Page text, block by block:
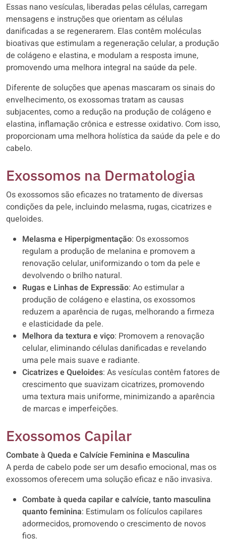
Essas nano vesículas, liberadas pelas células, carregam
mensagens e instruções que orientam as células
danificadas a se regenerarem. Elas contêm moléculas
bioativas que estimulam a regeneração celular, a produção
de colágeno e elastina, e modulam a resposta imune,
promovendo uma melhora integral na saúde da pele.
Diferente de soluções que apenas mascaram os sinais do
envelhecimento, os exossomas tratam as causas
subjacentes, como a redução na produção de colágeno e
elastina, inflamação crônica e estresse oxidativo. Com isso,
proporcionam uma melhora holística da saúde da pele e do
cabelo.
Exossomos na Dermatologia
Os exossomos são eficazes no tratamento de diversas
condições da pele, incluindo melasma, rugas, cicatrizes e
queloides.
Melasma e Hiperpigmentação: Os exossomos
regulam a produção de melanina e promovem a
renovação celular, uniformizando o tom da pele e
devolvendo o brilho natural.
Rugas e Linhas de Expressão: Ao estimular a
produção de colágeno e elastina, os exossomos
reduzem a aparência de rugas, melhorando a firmeza
e elasticidade da pele.
Melhora da textura e viço: Promovem a renovação
celular, eliminando células danificadas e revelando
uma pele mais suave e radiante.
Cicatrizes e Queloides: As vesículas contêm fatores de
crescimento que suavizam cicatrizes, promovendo
uma textura mais uniforme, minimizando a aparência
de marcas e imperfeições.
Exossomos Capilar
Combate à Queda e Calvície Feminina e Masculina
A perda de cabelo pode ser um desafio emocional, mas os
exossomos oferecem uma solução eficaz e não invasiva.
Combate à queda capilar e calvície, tanto masculina
quanto feminina: Estimulam os folículos capilares
adormecidos, promovendo o crescimento de novos
fios.